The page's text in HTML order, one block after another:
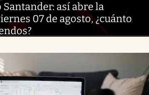
Santander: así abre la
07 de agosto, ¿cuánto